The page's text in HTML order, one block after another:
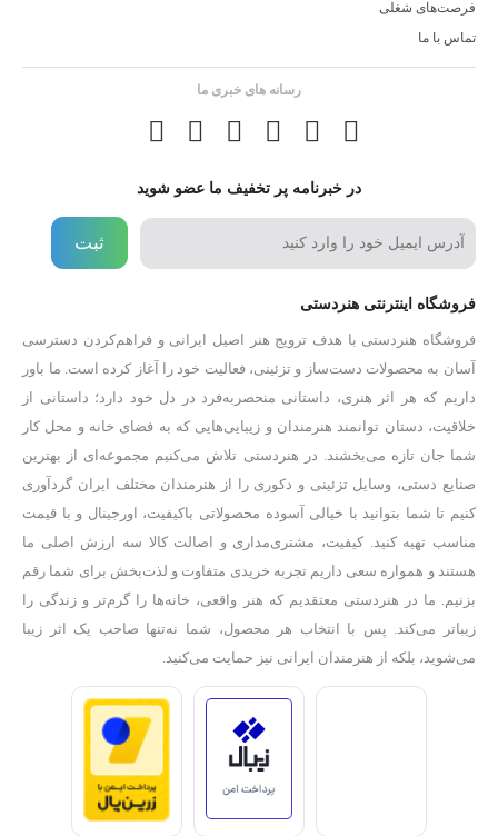
فرصت‌های شغلی
تماس با ما
رسانه های خبری ما
در خبرنامه پر تخفیف ما عضو شوید
ثبت
فروشگاه اینترنتی هنردستی
فروشگاه هنردستی با هدف ترویج هنر اصیل ایرانی و فراهم‌کردن دسترسی
آسان به محصولات دست‌ساز و تزئینی، فعالیت خود را آغاز کرده است. ما باور
داریم که هر اثر هنری، داستانی منحصر‌به‌فرد در دل خود دارد؛ داستانی از
خلاقیت، دستان توانمند هنرمندان و زیبایی‌هایی که به فضای خانه و محل کار
شما جان تازه می‌بخشند. در هنردستی تلاش می‌کنیم مجموعه‌ای از بهترین
صنایع دستی، وسایل تزئینی و دکوری را از هنرمندان مختلف ایران گردآوری
کنیم تا شما بتوانید با خیالی آسوده محصولاتی باکیفیت، اورجینال و با قیمت
مناسب تهیه کنید. کیفیت، مشتری‌مداری و اصالت کالا سه ارزش اصلی ما
هستند و همواره سعی داریم تجربه خریدی متفاوت و لذت‌بخش برای شما رقم
بزنیم. ما در هنردستی معتقدیم که هنر واقعی، خانه‌ها را گرم‌تر و زندگی را
زیباتر می‌کند. پس با انتخاب هر محصول، شما نه‌تنها صاحب یک اثر زیبا
می‌شوید، بلکه از هنرمندان ایرانی نیز حمایت می‌کنید.